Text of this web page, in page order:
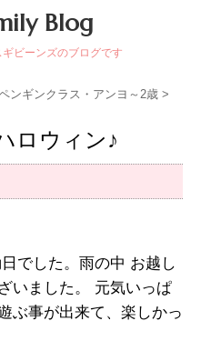
Blog
ビーンズのブログです
ンギンクラス・アンヨ～2歳 >
ロウィン♪
でした。雨の中 お越し
いました。 元気いっぱ
ぶ事が出来て、楽しかっ